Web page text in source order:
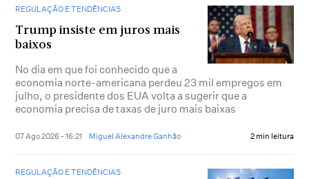
REGULAÇÃO E TENDÊNCIAS
Trump insiste em juros mais
baixos
No dia em que foi conhecido que a
economia norte-americana perdeu 23 mil empregos em
julho, o presidente dos EUA volta a sugerir que a
economia precisa de taxas de juro mais baixas
07 Ago 2026 - 16:21 Miguel Alexandre Ganhão 2 min leitura
REGULAÇÃO E TENDÊNCIAS